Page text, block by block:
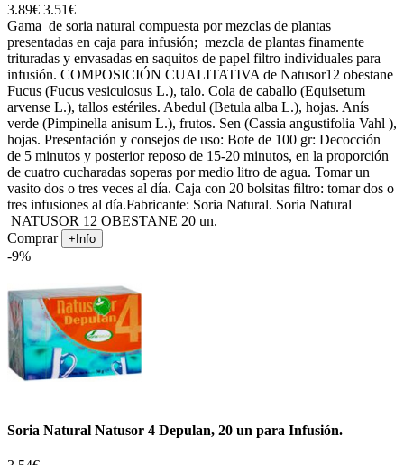
3.89€ 3.51€
Gama de soria natural compuesta por mezclas de plantas
presentadas en caja para infusión; mezcla de plantas finamente
trituradas y envasadas en saquitos de papel filtro individuales para
infusión. COMPOSICIÓN CUALITATIVA de Natusor12 obestane
Fucus (Fucus vesiculosus L.), talo. Cola de caballo (Equisetum
arvense L.), tallos estériles. Abedul (Betula alba L.), hojas. Anís
verde (Pimpinella anisum L.), frutos. Sen (Cassia angustifolia Vahl ),
hojas. Presentación y consejos de uso: Bote de 100 gr: Decocción
de 5 minutos y posterior reposo de 15-20 minutos, en la proporción
de cuatro cucharadas soperas por medio litro de agua. Tomar un
vasito dos o tres veces al día. Caja con 20 bolsitas filtro: tomar dos o
tres infusiones al día.Fabricante: Soria Natural. Soria Natural
NATUSOR 12 OBESTANE 20 un.
Comprar
+Info
-9%
Soria Natural Natusor 4 Depulan, 20 un para Infusión.